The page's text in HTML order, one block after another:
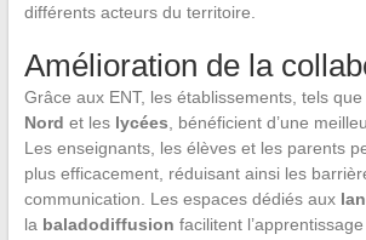
différents acteurs du territoire.
Amélioration de la
Grâce aux ENT, les établissements, tels que
Nord et les lycées , bénéficient d’une
Les enseignants, les élèves et les parents
plus efficacement, réduisant ainsi les
communication. Les espaces dédiés aux
la baladodiffusion facilitent